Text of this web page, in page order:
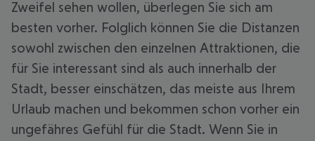
Zweifel sehen wollen, überlegen Sie sich am
besten vorher. Folglich können Sie die Distanzen
sowohl zwischen den einzelnen Attraktionen, die
für Sie interessant sind als auch innerhalb der
Stadt, besser einschätzen, das meiste aus Ihrem
Urlaub machen und bekommen schon vorher ein
ungefähres Gefühl für die Stadt. Wenn Sie in